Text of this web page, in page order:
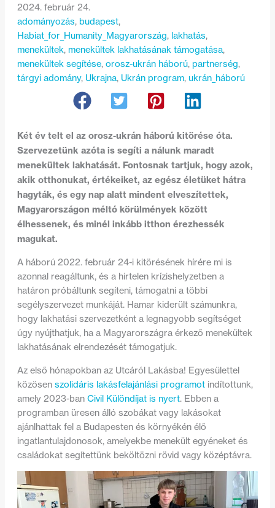
2024. február 24.
adományozás, budapest,
Habiat_for_Humanity_Magyarország, lakhatás ,
menekültek, menekültek lakhatásának támogatása,
menekültek segítése, orosz-ukrán háború, partnerség ,
tárgyi adomány, Ukrajna, Ukrán program, ukrán_háború
Két év telt el az orosz-ukrán háború kitörése óta.
Szervezetünk azóta is segíti a nálunk maradt
menekültek lakhatását. Fontosnak tartjuk, hogy azok,
akik otthonukat, értékeiket, az egész életüket hátra
hagyták, és egy nap alatt mindent elveszítettek,
Magyarországon méltó körülmények között
élhessenek, és minél inkább itthon érezhessék
magukat.
A háború 2022. február 24-i kitörésének hírére mi is
azonnal reagáltunk, és a hirtelen krízishelyzetben a
határon próbáltunk segíteni, támogatni a többi
segélyszervezet munkáját. Hamar kiderült számunkra,
hogy lakhatási szervezetként a legnagyobb segítséget
úgy nyújthatjuk, ha a Magyarországra érkező menekültek
lakhatásának elrendezését támogatjuk.
Az első hónapokban az Utcáról Lakásba! Egyesülettel
közösen szolidáris lakásfelajánlási programotindítottunk,
amely 2023-ban Civil Különdíjat is nyert. Ebben a
programban üresen álló szobákat vagy lakásokat
ajánlhattak fel a Budapesten és környékén élő
ingatlantulajdonosok, amelyekbe menekült egyéneket és
családokat segítettünk beköltözni rövid vagy középtávra.